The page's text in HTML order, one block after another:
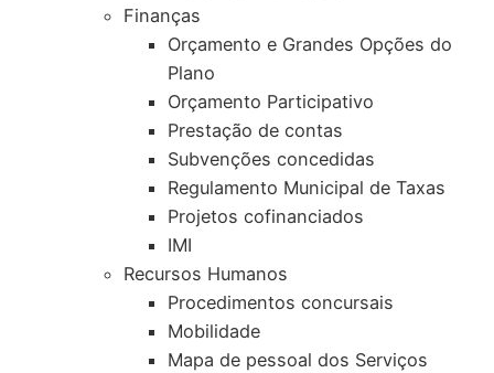
Finanças
Orçamento e Grandes Opções do
Plano
Orçamento Participativo
Prestação de contas
Subvenções concedidas
Regulamento Municipal de Taxas
Projetos cofinanciados
IMI
Recursos Humanos
Procedimentos concursais
Mobilidade
Mapa de pessoal dos Serviços